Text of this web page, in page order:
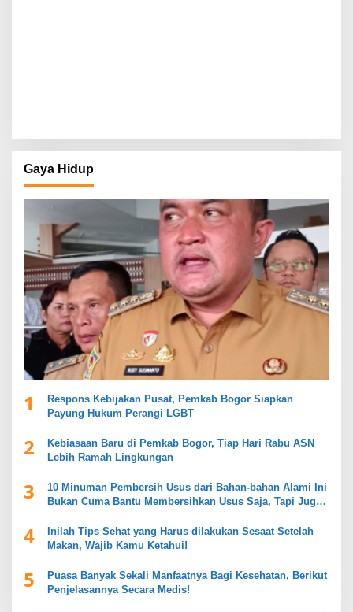
Gaya Hidup
1
Respons Kebijakan Pusat, Pemkab Bogor Siapkan
Payung Hukum Perangi LGBT
2
Kebiasaan Baru di Pemkab Bogor, Tiap Hari Rabu ASN
Lebih Ramah Lingkungan
3
10 Minuman Pembersih Usus dari Bahan-bahan Alami Ini
Bukan Cuma Bantu Membersihkan Usus Saja, Tapi Juga
4
Inilah Tips Sehat yang Harus dilakukan Sesaat Setelah
Makan, Wajib Kamu Ketahui!
5
Puasa Banyak Sekali Manfaatnya Bagi Kesehatan, Berikut
Penjelasannya Secara Medis!